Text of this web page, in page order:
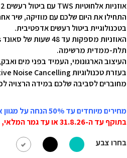
אוזניות אלחוטיות TWS עם ביטול רעשים Tune Beam 2 מבית JBL
בטכנולוגיית ביטול רעשים אדפטיבית.
תלת-ממדית מרשימה.
העיצוב הארגונומי, העמיד בפני מים
מחוברים לסביבה שלכם במידה הרצויה
מחירים מיוחדים עד 50% הנחה על מגוון אוזניות ורמקולים JBL
בתוקף עד ה-31.8.26 או עד גמר המלאי, המוקדם מביניהם!
בחרו צבע